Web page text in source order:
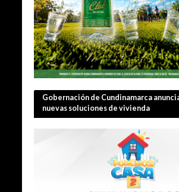
Gobernación de Cundinamarca
nuevas soluciones de vivienda